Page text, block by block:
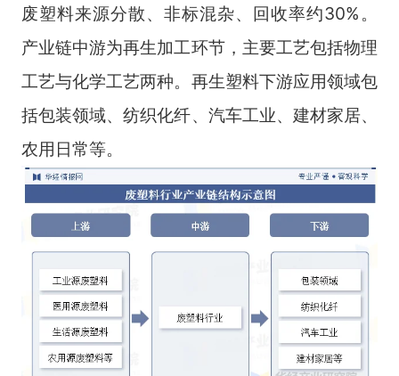
废塑料来源分散、非标混杂、回收率约30%。
产业链中游为再生加工环节，主要工艺包括物理
工艺与化学工艺两种。再生塑料下游应用领域包
括包装领域、纺织化纤、汽车工业、建材家居、
农用日常等。